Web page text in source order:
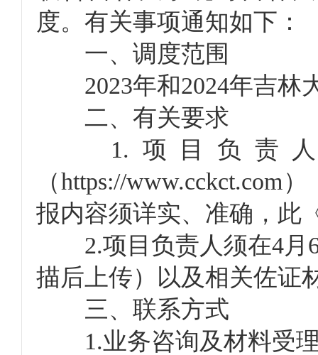
度。有关事项通知如下：
一、调度范围
2023年和2024年吉林
二、有关要求
1.项目负责人
（https://www.cckct.com
报内容须详实、准确，此
2.项目负责人须在4月6
描后上传）以及相关佐证
三、联系方式
1.业务咨询及材料受